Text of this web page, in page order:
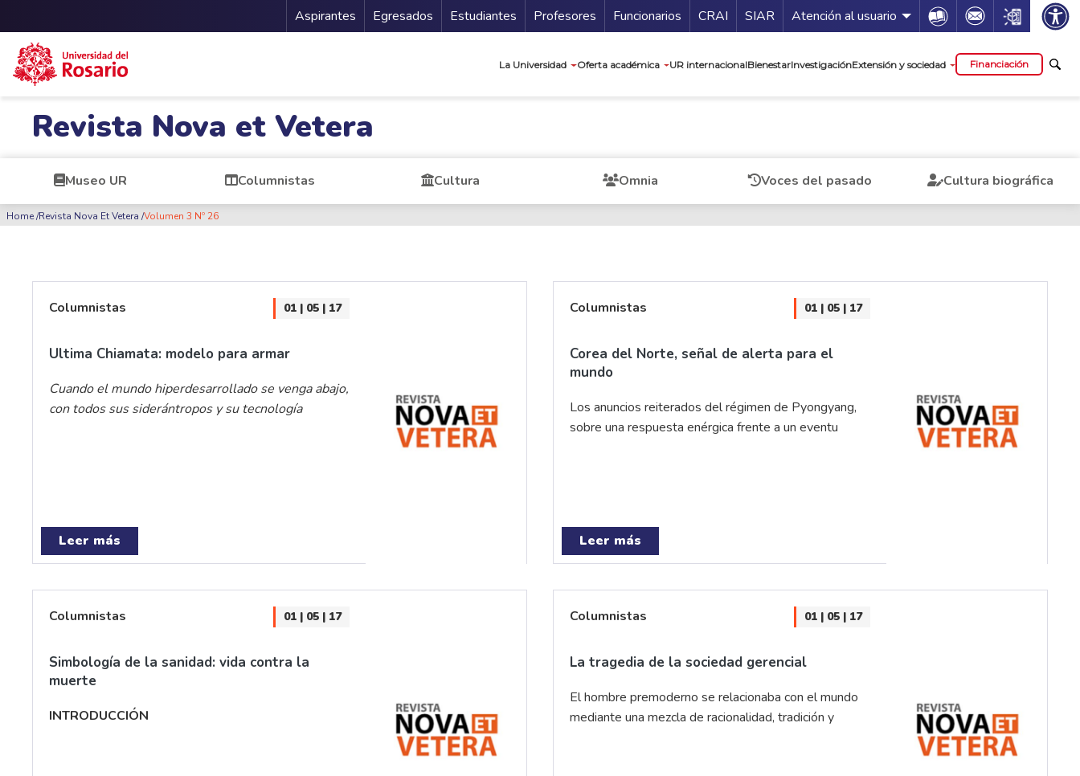
Menu Secundario
Aspirantes Egresados Estudiantes Profesores Funcionarios Guía de servicios
CRAI SIAR Atención al usuario Icon Icon Icon
La Universidad Oferta académica UR internacionalBienestarInvestigaciónExtensión y sociedad Financiación
Revista Nova et Vetera
Museo UR Columnistas Cultura Omnia Voces del pasado Cultura biográfica
Ruta de navegación
Home Revista Nova Et Vetera Volumen 3 Nº 26
Columnistas 01 | 05 | 17
Ultima Chiamata: modelo para armar
Cuando el mundo hiperdesarrollado se venga abajo,
con todos sus siderántropos y su tecnología
Leer más
Columnistas 01 | 05 | 17
Corea del Norte, señal de alerta para el
mundo
Los anuncios reiterados del régimen de Pyongyang,
sobre una respuesta enérgica frente a un eventu
Leer más
Columnistas 01 | 05 | 17
Simbología de la sanidad: vida contra la
muerte
INTRODUCCIÓN
Columnistas 01 | 05 | 17
La tragedia de la sociedad gerencial
El hombre premoderno se relacionaba con el mundo
mediante una mezcla de racionalidad, tradición y